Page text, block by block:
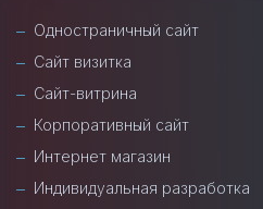
Одностраничный сайт
Сайт визитка
Сайт-витрина
Корпоративный сайт
Интернет магазин
Индивидуальная разработка